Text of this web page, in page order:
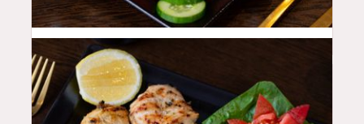
QAR 42